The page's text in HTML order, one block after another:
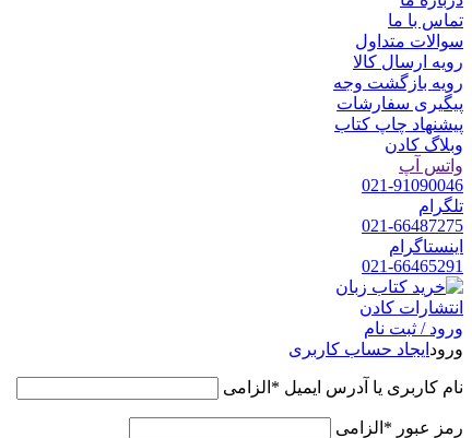
تماس با ما
سوالات متداول
رویه ارسال کالا
رویه بازگشت وجه
پیگیری سفارشات
پیشنهاد چاپ کتاب
وبلاگ کادن
واتس آپ
021-91090046
تلگرام
021-66487275
اینستاگرام
021-66465291
ورود / ثبت نام
ورود ایجاد حساب کاربری
نام کاربری یا آدرس ایمیل * الزامی
رمز عبور * الزامی